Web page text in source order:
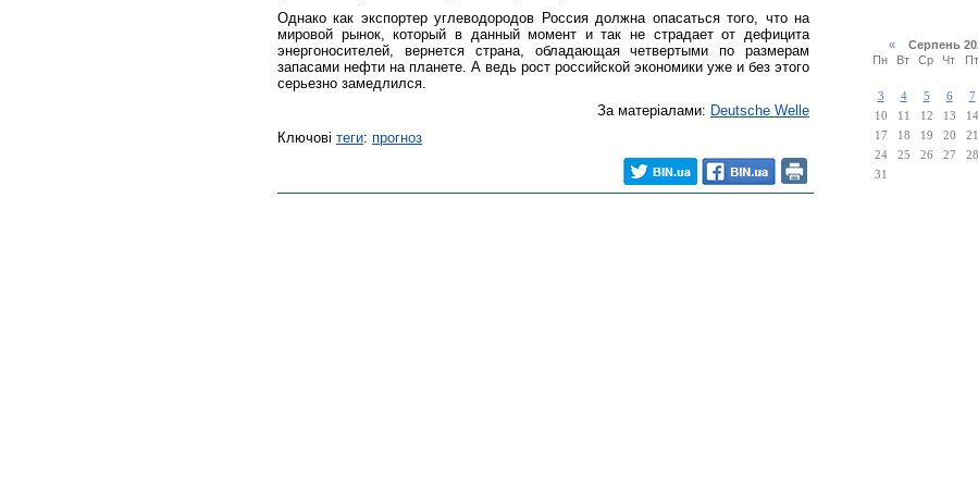
Однако как экспортер углеводородов Россия должна опасаться того, что на
мировой рынок, который в данный момент и так не страдает от дефицита
энергоносителей, вернется страна, обладающая четвертыми по размерам
запасами нефти на планете. А ведь рост российской экономики уже и без этого
серьезно замедлился.
За матеріалами: Deutsche Welle
Ключові теги: прогноз
«Серпень
Пн
Вт Ср Чт Пт
3
4 5 6 7
10
11 12 13 14
17
18 19 20 21
24
25 26 27 28
31